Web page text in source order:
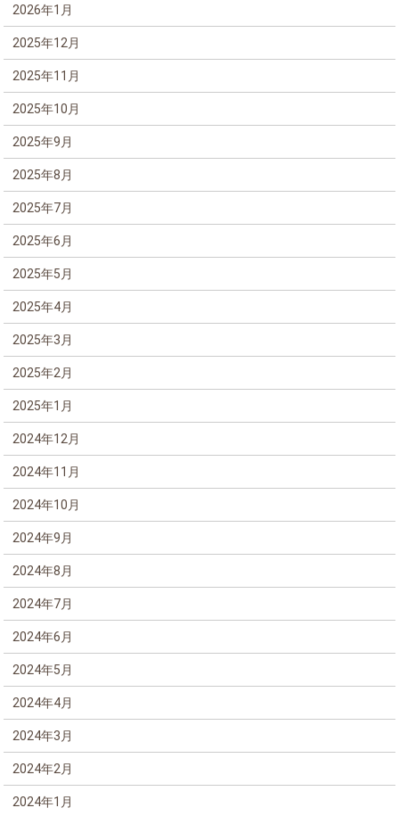
2026年1月
2025年12月
2025年11月
2025年10月
2025年9月
2025年8月
2025年7月
2025年6月
2025年5月
2025年4月
2025年3月
2025年2月
2025年1月
2024年12月
2024年11月
2024年10月
2024年9月
2024年8月
2024年7月
2024年6月
2024年5月
2024年4月
2024年3月
2024年2月
2024年1月